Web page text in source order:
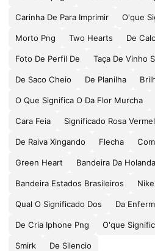
Carinha De Para Imprimir O'que
Morto Png Two Hearts De
Foto De Perfil De Taça De Vinho
De Saco Cheio De Planilha
O Que Significa O Da Flor Murcha
Cara Feia Significado Rosa
De Raiva Xingando Flecha
Green Heart Bandeira Da Holanda
Bandeira Estados Brasileiros Nike
Qual O Significado Dos Da
De Cria Iphone Png O'que
Smirk De Silencio